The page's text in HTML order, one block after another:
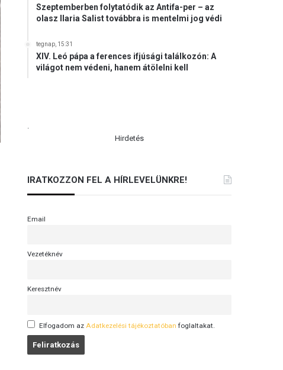
Szeptemberben folytatódik az Antifa-per – az
olasz Ilaria Salist továbbra is mentelmi jog védi
tegnap, 15:31
XIV. Leó pápa a ferences ifjúsági találkozón: A
világot nem védeni, hanem átölelni kell
.
Hirdetés
IRATKOZZON FEL A HÍRLEVELÜNKRE!
Email
Vezetéknév
Keresztnév
Elfogadom az Adatkezelési tájékoztatóban foglaltakat.